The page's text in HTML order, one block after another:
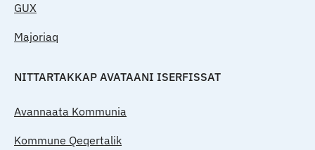
GUX
Majoriaq
NITTARTAKKAP AVATAANI ISERFISSAT
Avannaata Kommunia
Kommune Qeqertalik